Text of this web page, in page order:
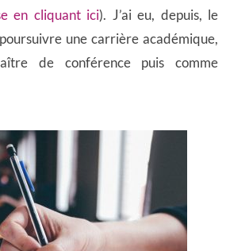
en cliquant ici). J’ai eu, depuis, le
une carrière académique,
de conférence puis comme